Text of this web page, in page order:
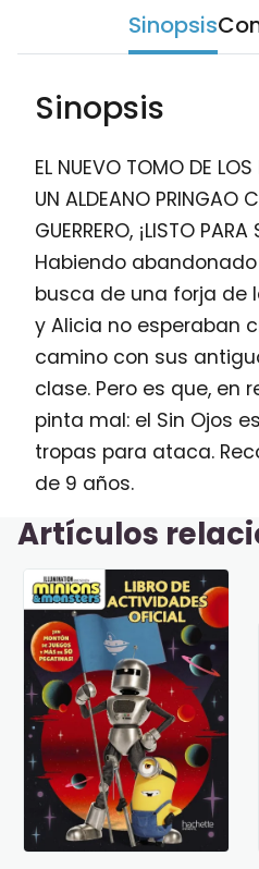
Sinopsis
Sinopsis
EL NUEVO TOMO DE
UN ALDEANO PRINGAO
GUERRERO, ¡LISTO
Habiendo
busca de una forja de
y Alicia no esperaban
camino con sus
clase. Pero es que, en
pinta mal: el Sin Ojos
tropas para ataca.
de 9 años.
Artículos